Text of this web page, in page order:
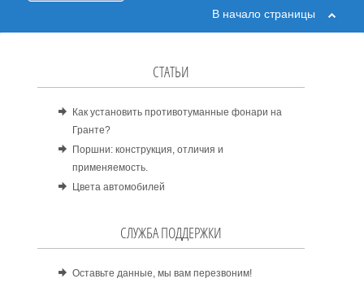
В начало страницы
СТАТЬИ
Как установить противотуманные фонари на
Гранте?
Поршни: конструкция, отличия и
применяемость.
Цвета автомобилей
СЛУЖБА ПОДДЕРЖКИ
Оставьте данные, мы вам перезвоним!